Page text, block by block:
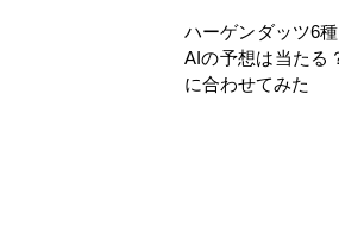
ハーゲンダッツ6
AIの予想は当たる
に合わせてみた